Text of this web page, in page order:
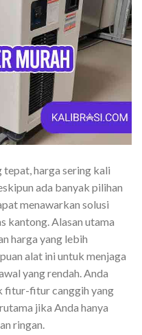
harga sering kali
ada banyak pilihan
menawarkan solusi
kantong. Alasan utama
harga yang lebih
alat ini untuk menjaga
yang rendah. Anda
fitur-fitur canggih yang
jika Anda hanya
ringan.